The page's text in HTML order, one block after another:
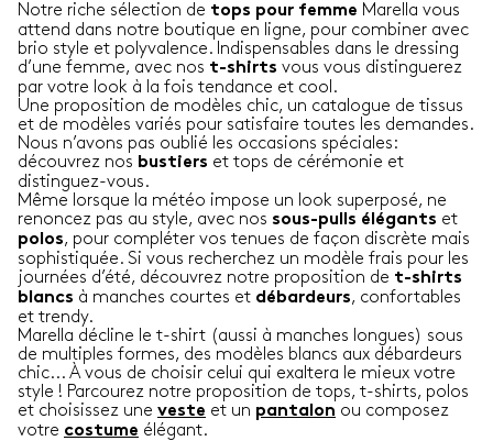
Notre riche sélection de tops pour femme Marella vous
attend dans notre boutique en ligne, pour combiner avec
brio style et polyvalence. Indispensables dans le dressing
d’une femme, avec nos t-shirts vous vous distinguerez
par votre look à la fois tendance et cool.
Une proposition de modèles chic, un catalogue de tissus
et de modèles variés pour satisfaire toutes les demandes.
Nous n’avons pas oublié les occasions spéciales:
découvrez nos bustiers et tops de cérémonie et
distinguez-vous.
Même lorsque la météo impose un look superposé, ne
renoncez pas au style, avec nos sous-pulls élégants et
polos, pour compléter vos tenues de façon discrète mais
sophistiquée. Si vous recherchez un modèle frais pour les
journées d’été, découvrez notre proposition de t-shirts
blancs à manches courtes et débardeurs, confortables
et trendy.
Marella décline le t-shirt (aussi à manches longues) sous
de multiples formes, des modèles blancs aux débardeurs
chic... À vous de choisir celui qui exaltera le mieux votre
style ! Parcourez notre proposition de tops, t-shirts, polos
et choisissez une veste et un pantalon ou composez
votre costume élégant.